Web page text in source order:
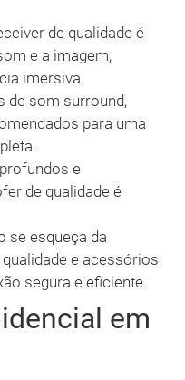
de qualidade é
e a imagem,
imersiva.
de som surround,
para uma
e
de qualidade é
se esqueça da
e acessórios
segura e eficiente.
em